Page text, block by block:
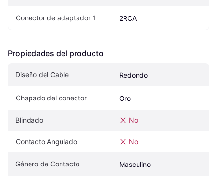
Conector de adaptador 1 2RCA
Propiedades del producto
Diseño del Cable Redondo
Chapado del conector Oro
Blindado No
Contacto Angulado No
Género de Contacto Masculino